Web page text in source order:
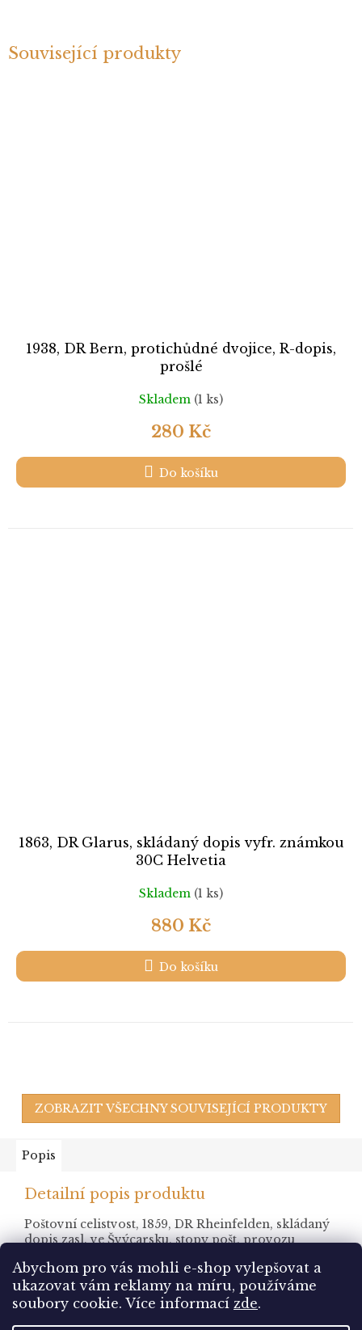
Abychom pro vás mohli e-shop vylepšovat a
ukazovat vám reklamy na míru, používáme
soubory cookie. Více informací zde.
Související produkty
1938, DR Bern, protichůdné dvojice, R-dopis,
prošlé
Skladem (1 ks)
280 Kč
Do košíku
1863, DR Glarus, skládaný dopis vyfr. známkou
30C Helvetia
Skladem (1 ks)
880 Kč
Do košíku
ZOBRAZIT VŠECHNY SOUVISEJÍCÍ PRODUKTY
Popis
Detailní popis produktu
Poštovní celistvost, 1859, DR Rheinfelden, skládaný
dopis zasl. ve Švýcarsku, stopy pošt. provozu